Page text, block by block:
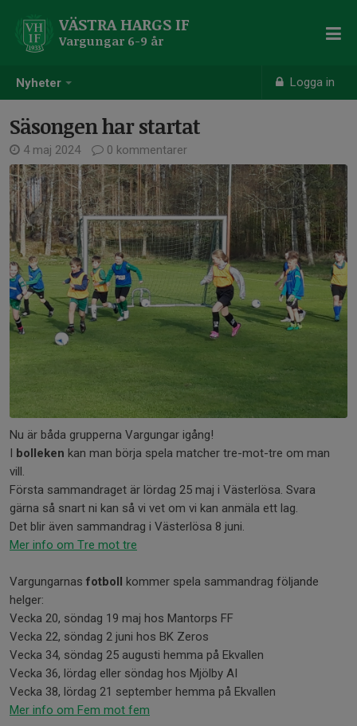
Nyheter Logga in
VÄSTRA HARGS IF
Vargungar 6-9 år
Säsongen har startat
4 maj 2024 0 kommentarer
Nu är båda grupperna Vargungar igång!
I bolleken kan man börja spela matcher tre-mot-tre om man
vill.
Första sammandraget är lördag 25 maj i Västerlösa. Svara
gärna så snart ni kan så vi vet om vi kan anmäla ett lag.
Det blir även sammandrag i Västerlösa 8 juni.
Mer info om Tre mot tre
Vargungarnas fotboll kommer spela sammandrag följande
helger:
Vecka 20, söndag 19 maj hos Mantorps FF
Vecka 22, söndag 2 juni hos BK Zeros
Vecka 34, söndag 25 augusti hemma på Ekvallen
Vecka 36, lördag eller söndag hos Mjölby AI
Vecka 38, lördag 21 september hemma på Ekvallen
Mer info om Fem mot fem